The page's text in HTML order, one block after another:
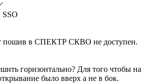
пошив в СПЕКТР СКВО не доступен.
горизонтально? Для того чтобы на
было вверх а не в бок.